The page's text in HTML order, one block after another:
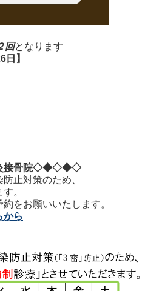
回となります
日】
接骨院◇◆◇◆◇
止対策のため、
。
をお願いいたします。
から